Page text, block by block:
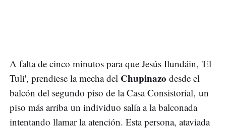
A falta de cinco minutos para que Jesús Ilundáin, 'El
Tuli', prendiese la mecha del Chupinazo desde el
balcón del segundo piso de la Casa Consistorial, un
piso más arriba un individuo salía a la balconada
intentando llamar la atención. Esta persona, ataviada